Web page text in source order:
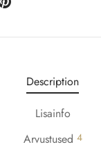
Description
Lisainfo
Arvustused 4